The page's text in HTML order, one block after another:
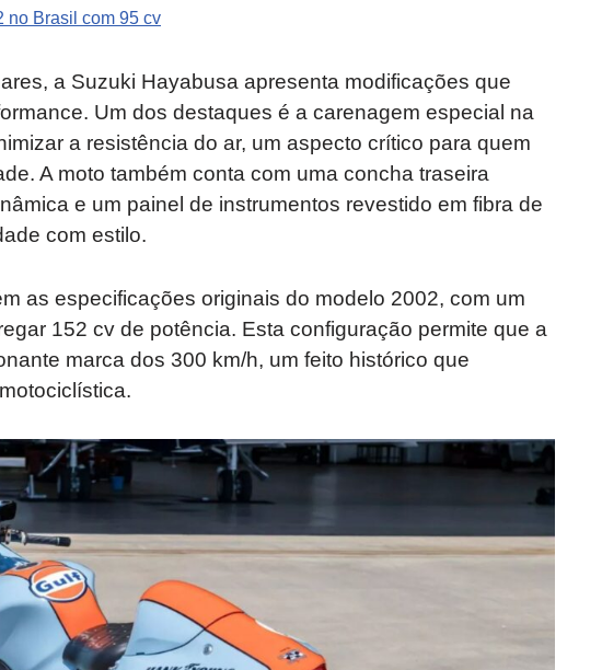
no Brasil com 95 cv
a Suzuki Hayabusa apresenta modificações que
Um dos destaques é a carenagem especial na
a resistência do ar, um aspecto crítico para quem
A moto também conta com uma concha traseira
e um painel de instrumentos revestido em fibra de
com estilo.
as especificações originais do modelo 2002, com um
152 cv de potência. Esta configuração permite que a
marca dos 300 km/h, um feito histórico que